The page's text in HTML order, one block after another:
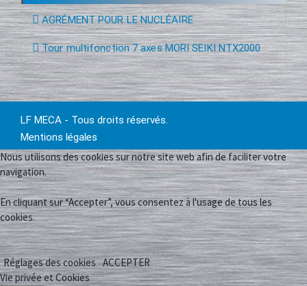
AGRÉMENT POUR LE NUCLÉAIRE
Tour multifonction 7 axes MORI SEIKI NTX2000
LF MECA - Tous droits réservés.
Mentions légales
Nous utilisons des cookies sur notre site web afin de faciliter votre
navigation.
En cliquant sur “Accepter”, vous consentez à l'usage de tous les
cookies.
Réglages des cookies ACCEPTER
Vie privée et Cookies